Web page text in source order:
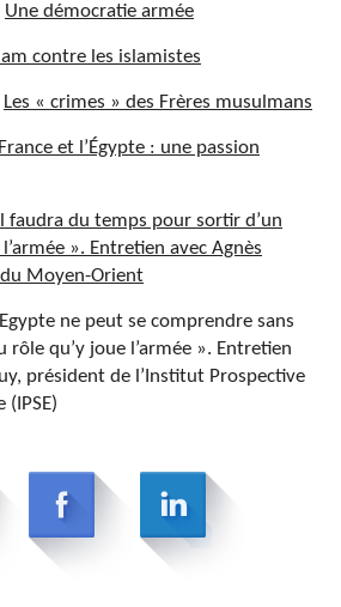
Une démocratie armée
contre les islamistes
Les « crimes » des Frères musulmans
et l’Égypte : une passion
faudra du temps pour sortir d’un
». Entretien avec Agnès
Moyen-Orient
ne peut se comprendre sans
rôle qu’y joue l’armée ». Entretien
président de l’Institut Prospective
(IPSE)